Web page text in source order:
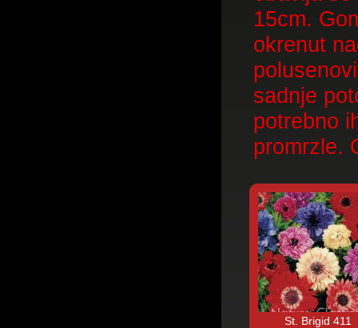
15cm.
okrenut
sadnje
potrebno
promrzle.
St. Brigid 411